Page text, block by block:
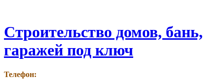
Строительство домов, бань,
гаражей под ключ
Телефон: